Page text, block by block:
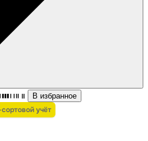
В избранное
учёт